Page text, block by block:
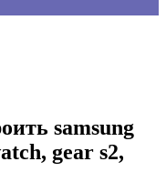
samsung
gear s2,